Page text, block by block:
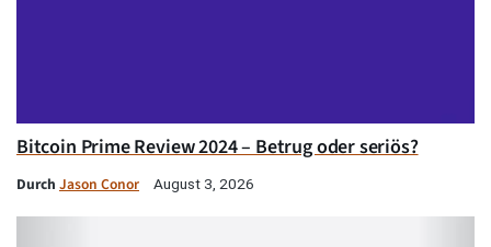
Bitcoin Prime Review 2024 – Betrug oder seriös?
Durch Jason Conor August 3, 2026